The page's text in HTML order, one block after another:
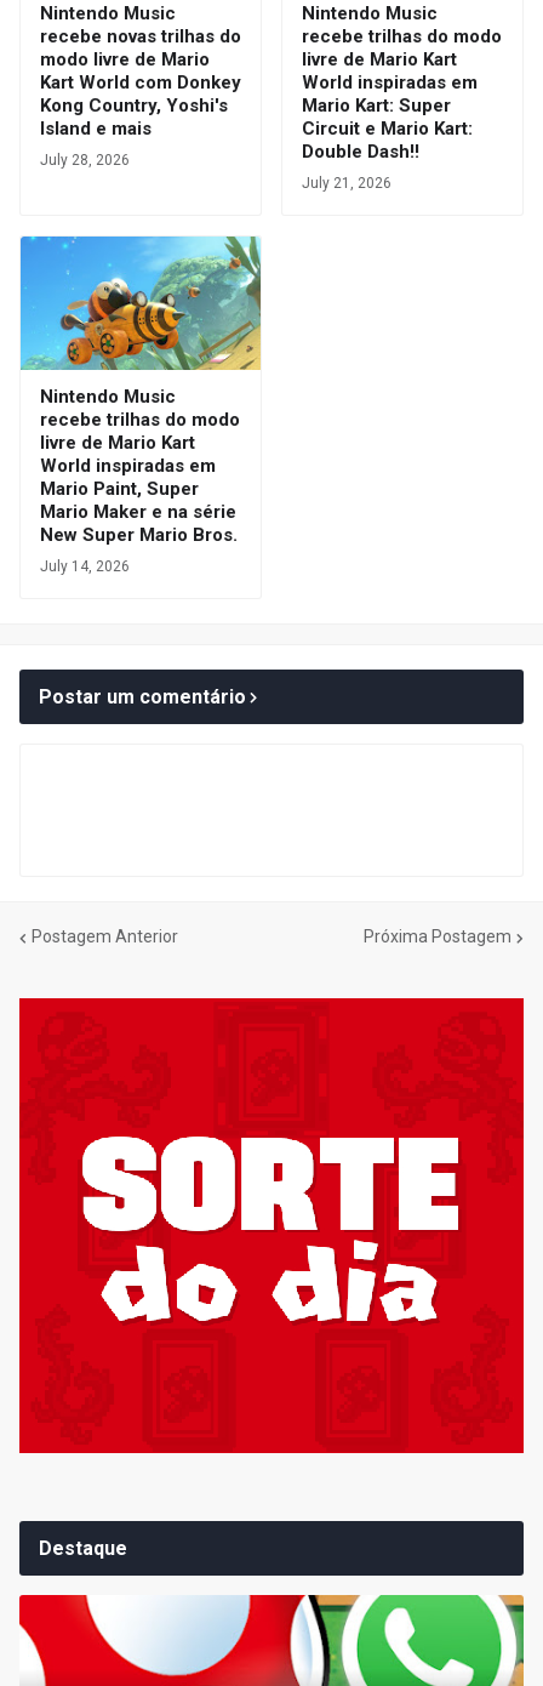
Nintendo Music
recebe novas trilhas do
modo livre de Mario
Kart World com Donkey
Kong Country, Yoshi's
Island e mais
July 28, 2026
Nintendo Music
recebe trilhas do modo
livre de Mario Kart
World inspiradas em
Mario Kart: Super
Circuit e Mario Kart:
Double Dash!!
July 21, 2026
Nintendo Music
recebe trilhas do modo
livre de Mario Kart
World inspiradas em
Mario Paint, Super
Mario Maker e na série
New Super Mario Bros.
July 14, 2026
Postar um comentário
Postagem Anterior Próxima Postagem
Destaque